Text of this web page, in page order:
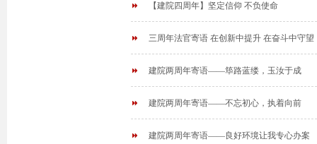
【建院四周年】坚定信仰 不负使命
三周年法官寄语 在创新中提升 在奋斗中守望
建院两周年寄语——筚路蓝缕，玉汝于成
建院两周年寄语——不忘初心，执着向前
建院两周年寄语——良好环境让我专心办案